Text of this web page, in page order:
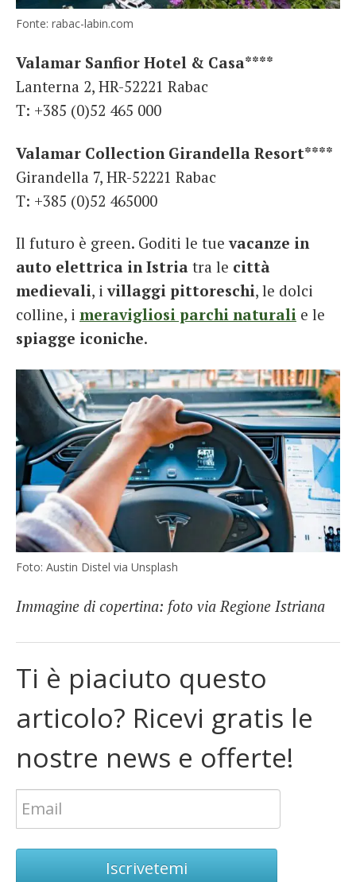
Fonte: rabac-labin.com
Valamar Sanfior Hotel & Casa****
Lanterna 2, HR-52221 Rabac
T: +385 (0)52 465 000
Valamar Collection Girandella Resort****
Girandella 7, HR-52221 Rabac
T: +385 (0)52 465000
Il futuro è green. Goditi le tuevacanze in
auto elettrica in Istria tra le città
medievali, ivillaggi pittoreschi, le dolci
colline, i meravigliosi parchi naturali e le
spiagge iconiche.
Foto: Austin Distel via Unsplash
Immagine di copertina: foto via Regione Istriana
Ti è piaciuto questo
articolo? Ricevi gratis le
nostre news e offerte!
Iscrivetemi